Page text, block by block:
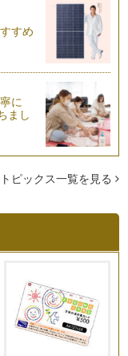
位の紅茶大国で
・テ、そしてパテ
大切なアイテムで
葉を耳にしたこと
きめな陶器製の
すめ
に
まし
トピックス一覧を見る